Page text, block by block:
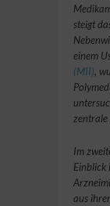
steigt
einem
(MII),
zentrale
Im
Einblick
aus